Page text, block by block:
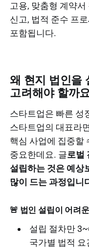
고용, 맞춤형 계약
신고, 법적 준수 프
포함됩니다.
왜 현지 법인을
고려해야 할까
스타트업은 빠른 성
스타트업의 대표라
핵심 사업에 집중할
중요한데요. 글로벌
설립하는 것은 예상
많이 드는 과정입니
🚨 법인 설립이 어려
설립 절차만
국가별 법적 요